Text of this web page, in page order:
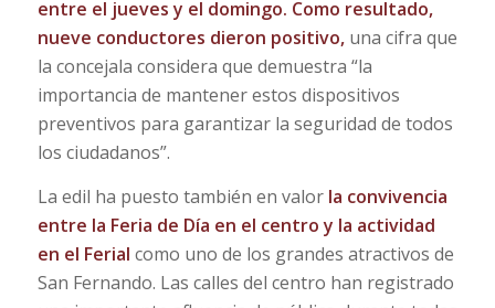
entre el jueves y el domingo. Como resultado,
nueve conductores dieron positivo,una cifra que
la concejala considera que demuestra “la
importancia de mantener estos dispositivos
preventivos para garantizar la seguridad de todos
los ciudadanos”.
La edil ha puesto también en valor la convivencia
entre la Feria de Día en el centro y la actividad
en el Ferial como uno de los grandes atractivos de
San Fernando. Las calles del centro han registrado